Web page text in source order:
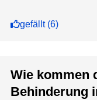
gefällt(6)
Wie kommen
Behinderung